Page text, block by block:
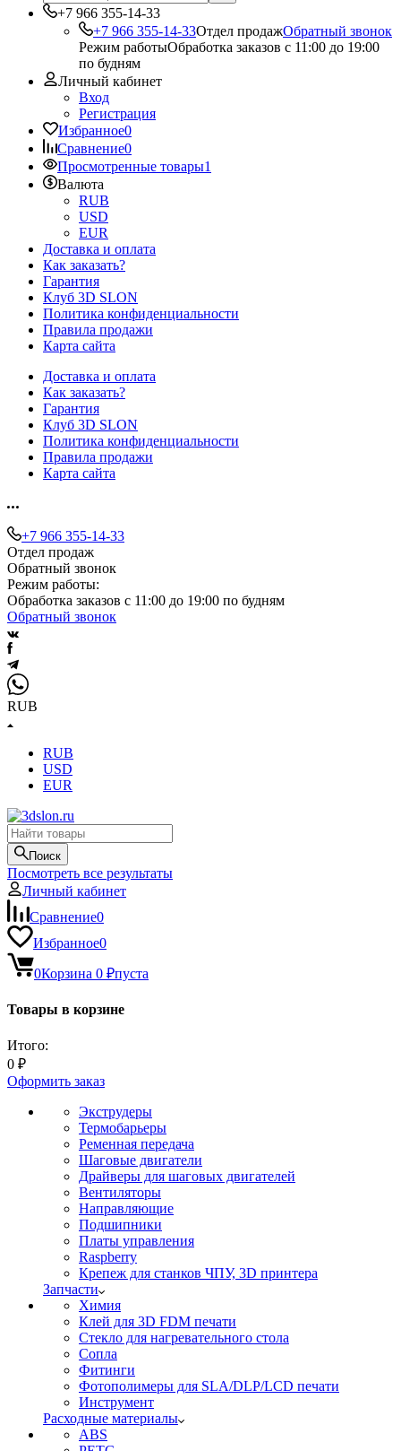
+7 966 355-14-33
+7 966 355-14-33Отдел продажОбратный звонок
Режим работыОбработка заказов с 11:00 до 19:00
по будням
Личный кабинет
Вход
Регистрация
Избранное0
Сравнение0
Просмотренные товары1
Валюта
RUB
USD
EUR
Доставка и оплата
Как заказать?
Гарантия
Клуб 3D SLON
Политика конфиденциальности
Правила продажи
Карта сайта
Доставка и оплата
Как заказать?
Гарантия
Клуб 3D SLON
Политика конфиденциальности
Правила продажи
Карта сайта
+7 966 355-14-33
Отдел продаж
Обратный звонок
Режим работы:
Обработка заказов с 11:00 до 19:00 по будням
Обратный звонок
RUB
RUB
USD
EUR
Поиск
Посмотреть все результаты
Личный кабинет
Сравнение0
Избранное0
0Корзина 0 ₽пуста
Товары в корзине
Итого:
0 ₽
Оформить заказ
Экструдеры
Термобарьеры
Ременная передача
Шаговые двигатели
Драйверы для шаговых двигателей
Вентиляторы
Направляющие
Подшипники
Платы управления
Raspberry
Крепеж для станков ЧПУ, 3D принтера
Запчасти
Химия
Клей для 3D FDM печати
Стекло для нагревательного стола
Сопла
Фитинги
Фотополимеры для SLA/DLP/LCD печати
Инструмент
Расходные материалы
ABS